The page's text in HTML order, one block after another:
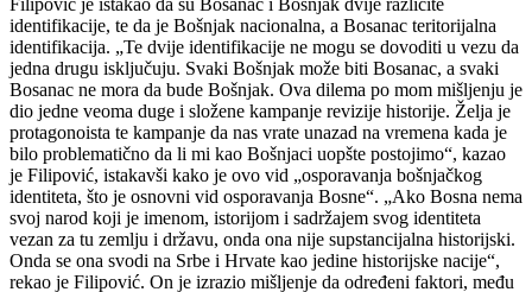
identifikacije, te da je Bošnjak nacionalna, a Bosanac teritorijalna
identifikacija. „Te dvije identifikacije ne mogu se dovoditi u vezu da
jedna drugu isključuju. Svaki Bošnjak može biti Bosanac, a svaki
Bosanac ne mora da bude Bošnjak. Ova dilema po mom mišljenju je
dio jedne veoma duge i složene kampanje revizije historije. Želja je
protagonoista te kampanje da nas vrate unazad na vremena kada je
bilo problematično da li mi kao Bošnjaci uopšte postojimo“, kazao
je Filipović, istakavši kako je ovo vid „osporavanja bošnjačkog
identiteta, što je osnovni vid osporavanja Bosne“. „Ako Bosna nema
svoj narod koji je imenom, istorijom i sadržajem svog identiteta
vezan za tu zemlju i državu, onda ona nije supstancijalna historijski.
Onda se ona svodi na Srbe i Hrvate kao jedine historijske nacije“,
rekao je Filipović. On je izrazio mišljenje da određeni faktori, među